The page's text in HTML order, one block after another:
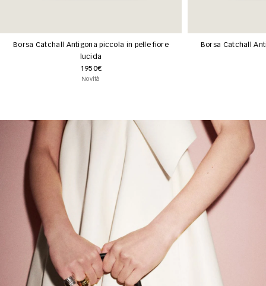
Borsa Catchall Antigona piccola in pelle fiore
lucida
1950€
Novità
Borsa Catchall